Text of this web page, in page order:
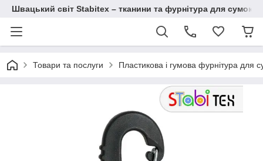
Швацький світ Stabitex – тканини та фурнітура для сумок і
Товари та послуги Пластикова і гумова фурнітура для